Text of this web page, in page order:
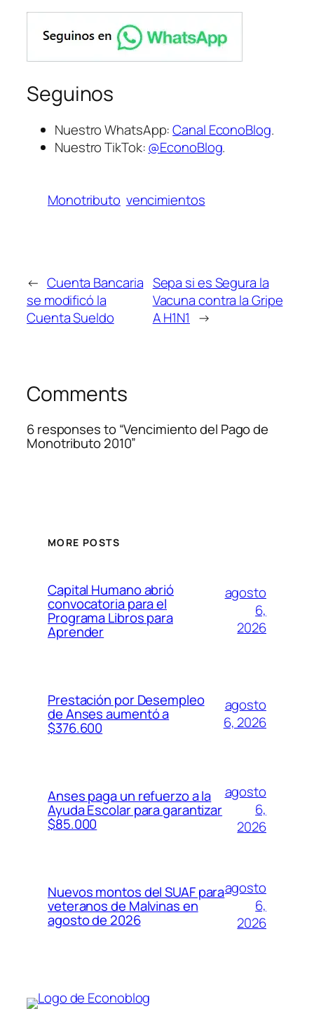
Seguinos
Nuestro WhatsApp:Canal EconoBlog.
Nuestro TikTok:@EconoBlog.
Monotributo vencimientos
← Cuenta Bancaria
se modificó la
Cuenta Sueldo
Sepa si es Segura la
Vacuna contra la Gripe
A H1N1 →
Comments
6 responses to “Vencimiento del Pago de
Monotributo 2010”
MORE POSTS
Capital Humano abrió
convocatoria para el
Programa Libros para
Aprender
agosto
6,
2026
Prestación por Desempleo
de Anses aumentó a
$376.600
agosto
6, 2026
Anses paga un refuerzo a la
Ayuda Escolar para garantizar
$85.000
agosto
6,
2026
Nuevos montos del SUAF para
veteranos de Malvinas en
agosto de 2026
agosto
6,
2026